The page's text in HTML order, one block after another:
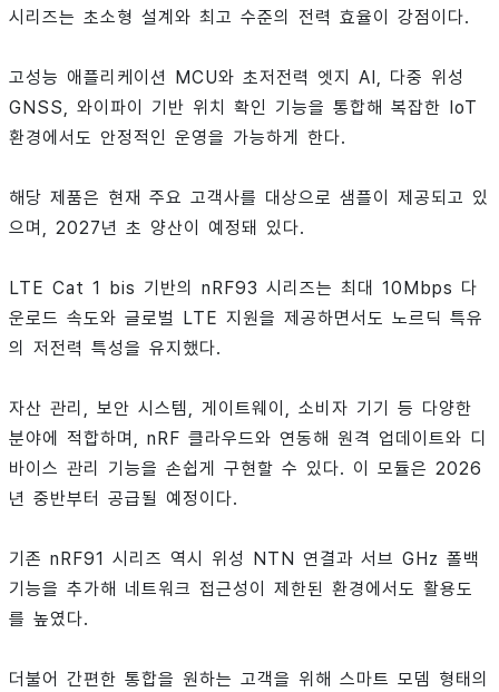
시리즈는 초소형 설계와 최고 수준의 전력 효율이 강점이다.
고성능 애플리케이션 MCU와 초저전력 엣지 AI, 다중 위성
GNSS, 와이파이 기반 위치 확인 기능을 통합해 복잡한 IoT
환경에서도 안정적인 운영을 가능하게 한다.
해당 제품은 현재 주요 고객사를 대상으로 샘플이 제공되고 있
으며, 2027년 초 양산이 예정돼 있다.
LTE Cat 1 bis 기반의 nRF93 시리즈는 최대 10Mbps 다
운로드 속도와 글로벌 LTE 지원을 제공하면서도 노르딕 특유
의 저전력 특성을 유지했다.
자산 관리, 보안 시스템, 게이트웨이, 소비자 기기 등 다양한
분야에 적합하며, nRF 클라우드와 연동해 원격 업데이트와 디
바이스 관리 기능을 손쉽게 구현할 수 있다. 이 모듈은 2026
년 중반부터 공급될 예정이다.
기존 nRF91 시리즈 역시 위성 NTN 연결과 서브 GHz 폴백
기능을 추가해 네트워크 접근성이 제한된 환경에서도 활용도
를 높였다.
더불어 간편한 통합을 원하는 고객을 위해 스마트 모뎀 형태의